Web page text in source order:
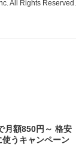
All Rights Reserved.
月額850円～ 格安
うキャンペーン